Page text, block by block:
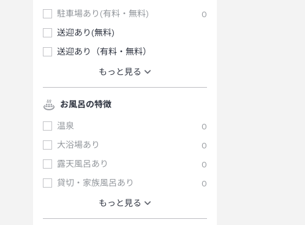
駐車場あり(有料・無料)
0
送迎あり(無料)
送迎あり（有料・無料）
もっと見る
お風呂の特徴
温泉
0
大浴場あり
0
露天風呂あり
0
貸切・家族風呂あり
0
もっと見る